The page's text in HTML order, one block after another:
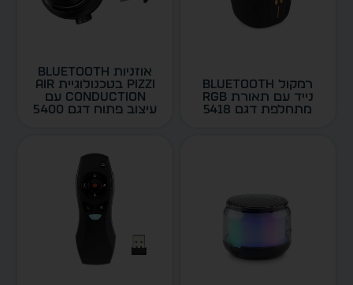
רמקול Bluetooth
נייד עם תאורת RGB
מתחלפת דגם 5418
אוזניות Bluetooth
PIZZI בטכנולוגיית Air
Conduction עם
עיצוב פתוח דגם 5400